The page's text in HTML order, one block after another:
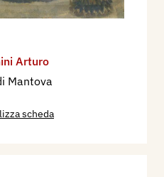
Arturo
Mantova
scheda